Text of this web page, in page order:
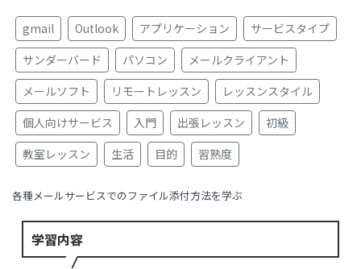
gmail Outlook アプリケーション
サービスタイプ
サンダーバード
パソコン
メールクライアント
メールソフト
リモートレッスン
レッスンスタイル
個人向けサービス
入門 出張レッスン
初級
教室レッスン
生活 目的 習熟度
各種メールサービスでのファイル添付方法を学ぶ
学習内容